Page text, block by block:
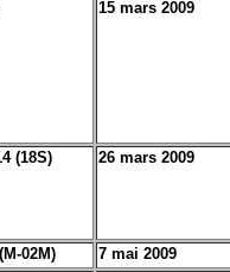
15 mars 2009
(18S) 26 mars 2009
02M)
7 mai 2009